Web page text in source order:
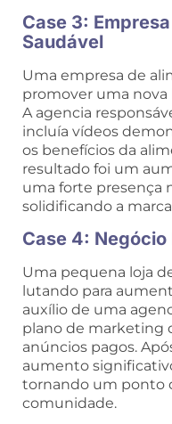
Case 3:
Saudável
Uma empresa de
promover uma
A agencia
incluía vídeos
os benefícios da
resultado foi um
uma forte presença
solidificando a
Case 4: Negócio
Uma pequena loja
lutando para
auxílio de uma
plano de marketing
anúncios pagos.
aumento
tornando um ponto
comunidade.